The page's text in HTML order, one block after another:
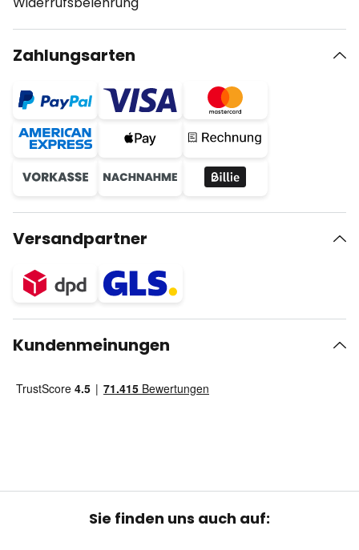
Zahlungsarten
Versandpartner
Kundenmeinungen
Sie finden uns auch auf: